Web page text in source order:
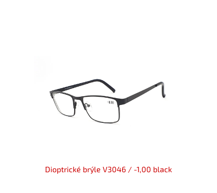
Dioptrické brýle V3046 / -1,00 black